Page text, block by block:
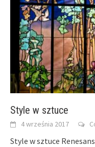
Style w sztuce
4 września 2017
Style w sztuce